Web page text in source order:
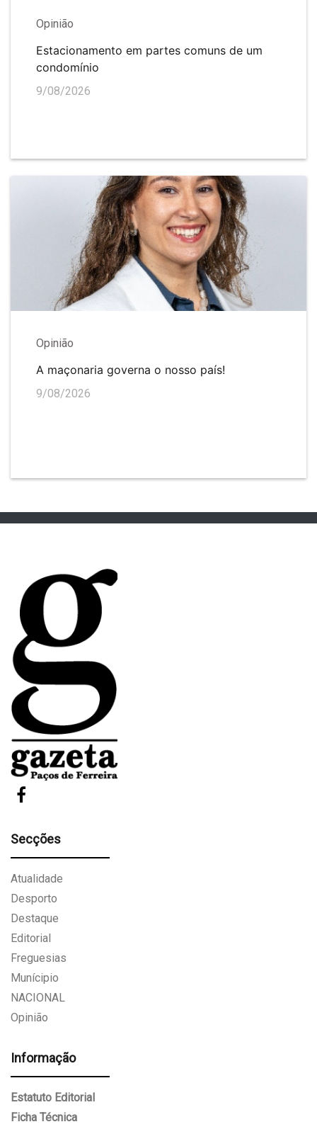
Opinião
Estacionamento em partes comuns de um
condomínio
9/08/2026
Opinião
A maçonaria governa o nosso país!
9/08/2026
Secções
Atualidade
Desporto
Destaque
Editorial
Freguesias
Munícipio
NACIONAL
Opinião
Informação
Estatuto Editorial
Ficha Técnica